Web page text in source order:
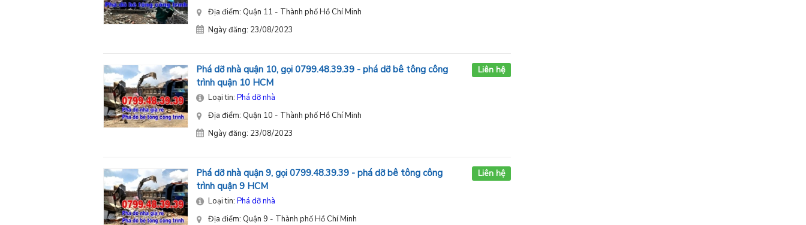
Địa điểm: Quận 11 - Thành phố Hồ Chí Minh
Ngày đăng: 23/08/2023
Phá dỡ nhà quận 10, gọi 0799.48.39.39 - phá dỡ bê tông công
trình quận 10 HCM
Liên hệ
Loại tin: Phá dỡ nhà
Địa điểm: Quận 10 - Thành phố Hồ Chí Minh
Ngày đăng: 23/08/2023
Phá dỡ nhà quận 9, gọi 0799.48.39.39 - phá dỡ bê tông công
trình quận 9 HCM
Liên hệ
Loại tin: Phá dỡ nhà
Địa điểm: Quận 9 - Thành phố Hồ Chí Minh